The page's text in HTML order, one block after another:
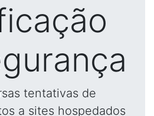
tentativas de
a sites hospedados